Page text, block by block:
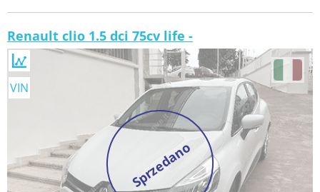
Renault clio 1.5 dci 75cv life -
Sprzedano
VIN